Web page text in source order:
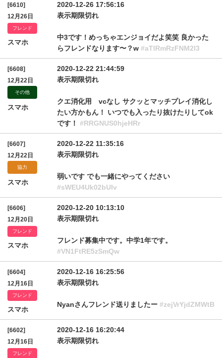
[6610]
12月26日
フレンド
スマホ
2020-12-26 17:56:16
表示期限切れ
中3です！めっちゃエンジョイだよ笑笑 良かった
らフレンドなります〜？w #aTlRmRzFNM2l3
[6608]
12月22日
その他
スマホ
2020-12-22 21:44:59
表示期限切れ
クエ消化用 vcなし サクッとマッチプレイ消化し
たい方かもん！ いつでも入ったり抜けたりしてok
です！ #RRGNUS0hjeHRr
[6607]
12月22日
協力
スマホ
2020-12-22 11:35:16
表示期限切れ
弱いです でも一緒にやってください
#sWEU4Uk02bUlv
[6606]
12月20日
フレンド
スマホ
2020-12-20 10:13:10
表示期限切れ
フレンド募集中です。中学1年です。
#VN1FtRE5zSmQw
[6604]
12月16日
フレンド
スマホ
2020-12-16 16:25:56
表示期限切れ
Nyanさんフレンド送りましたー #zejVrYjdZMWtB
[6602]
12月16日
フレンド
2020-12-16 16:20:44
表示期限切れ